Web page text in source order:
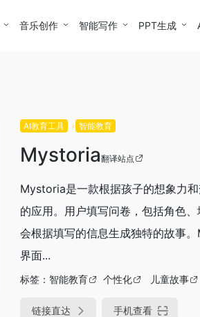
音乐创作 智能写作 PPT生成
AI教育工具 智能教育
Mystoria翻译站点
Mystoria是一款根据孩子的想象力
的应用。用户填写问卷，包括角色
会根据填写的信息生成独特的故事
界面...
标签： 智能教育 个性化 儿童故事
链接直达 手机查看